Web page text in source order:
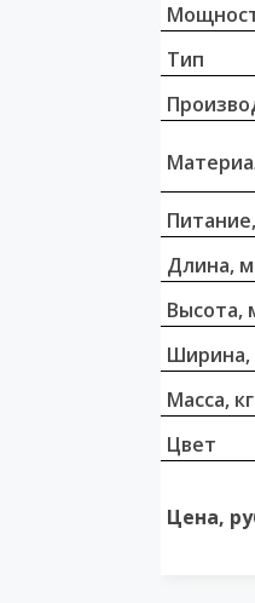
Тип
Длина,
Высота,
Масса, кг
Цвет
Цена,